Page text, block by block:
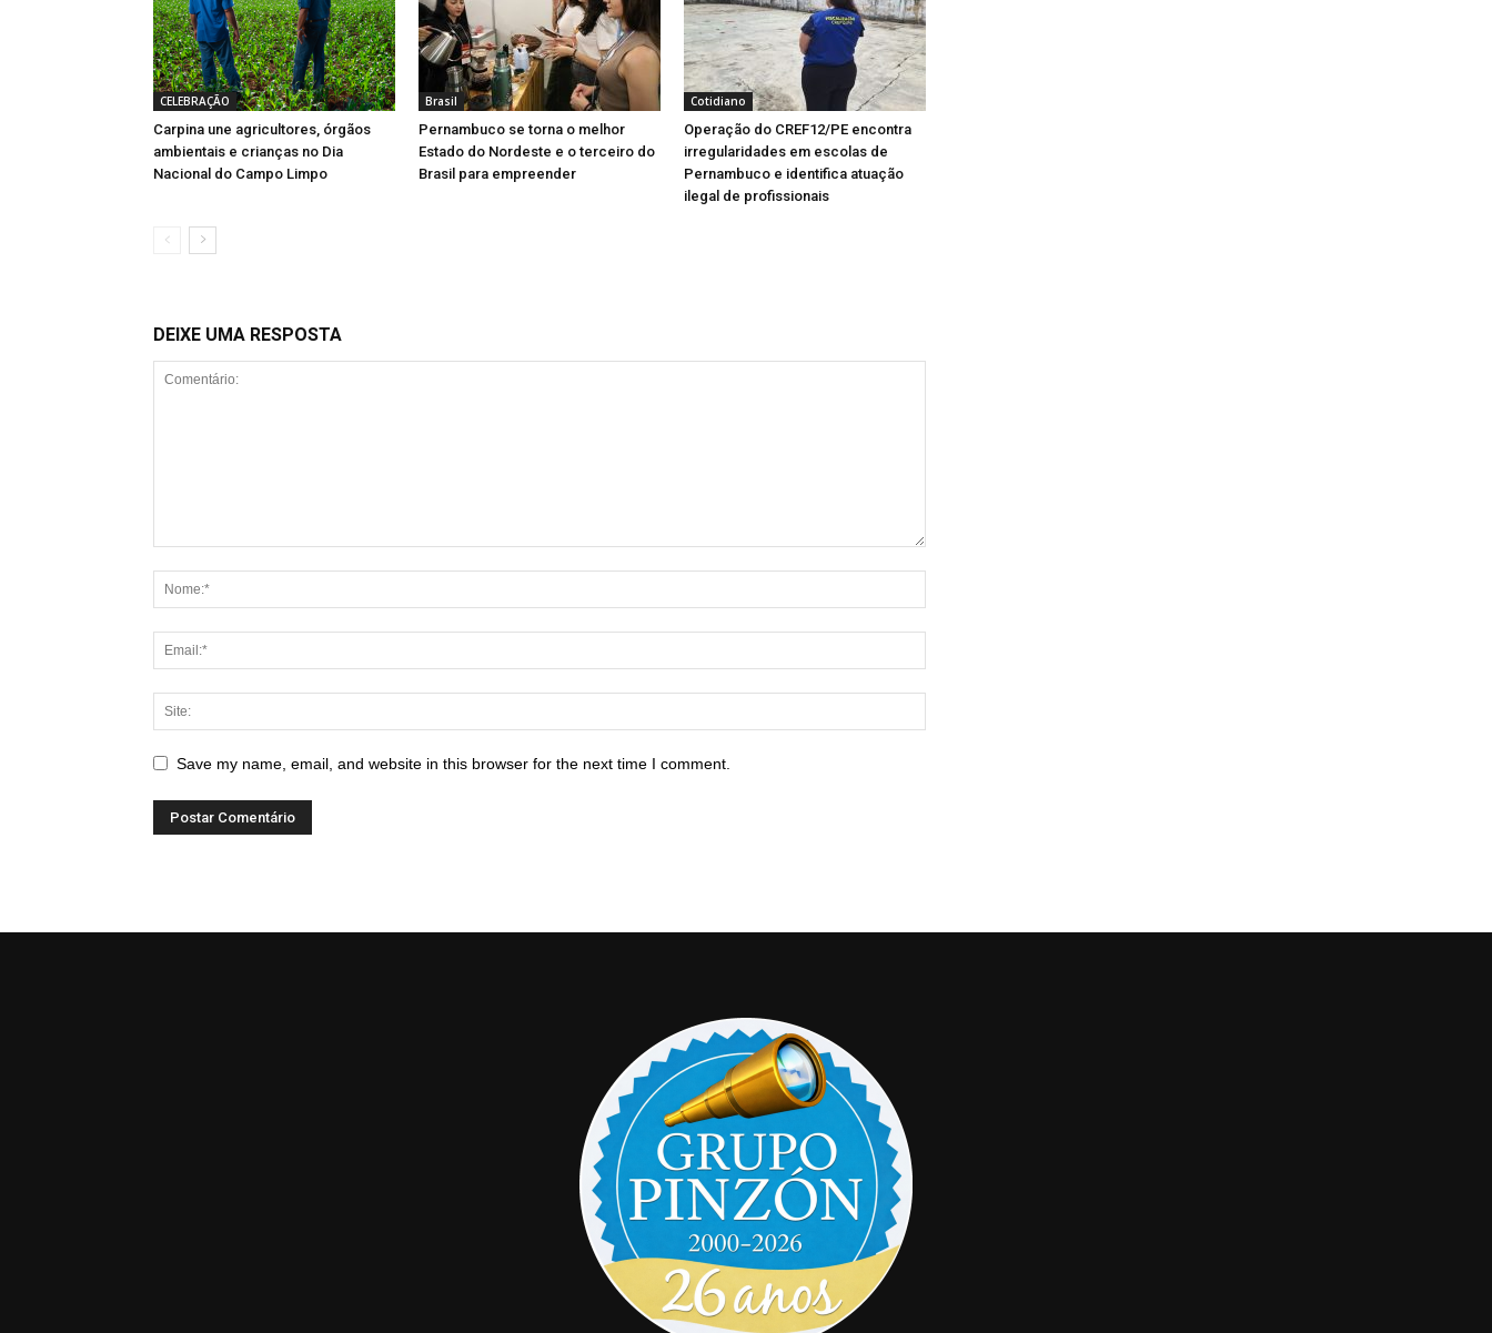
CELEBRAÇÃO
Carpina une agricultores, órgãos
ambientais e crianças no Dia
Nacional do Campo Limpo
Brasil
Pernambuco se torna o melhor
Estado do Nordeste e o terceiro do
Brasil para empreender
Cotidiano
Operação do CREF12/PE encontra
irregularidades em escolas de
Pernambuco e identifica atuação
ilegal de profissionais
DEIXE UMA RESPOSTA
Save my name, email, and website in this browser for the next time I comment.